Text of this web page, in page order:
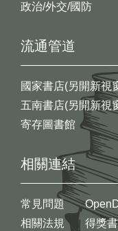
政治/外交/國防
流通管道
國家書店(另開新視
五南書店(另開新視
寄存圖書館
相關連結
常見問題
相關法規
得獎